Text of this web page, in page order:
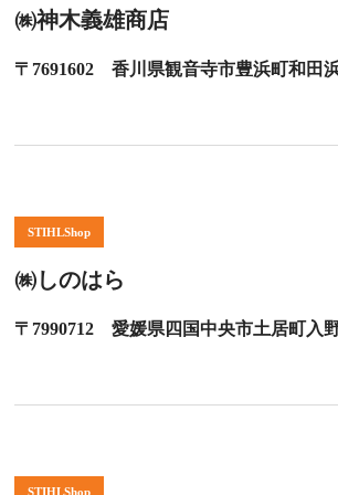
㈱神木義雄商店
〒7691602 香川県観音寺市豊浜町和田
STIHLShop
㈱しのはら
〒7990712 愛媛県四国中央市土居町入
STIHLShop